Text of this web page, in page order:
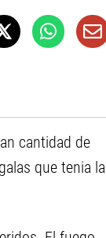
cantidad de
que tenia la